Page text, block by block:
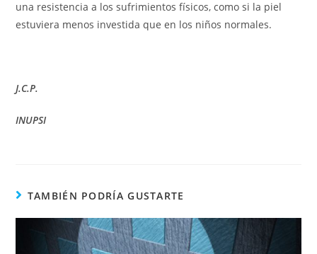
una resistencia a los sufrimientos físicos, como si la piel
estuviera menos investida que en los niños normales.
J.C.P.
INUPSI
TAMBIÉN PODRÍA GUSTARTE